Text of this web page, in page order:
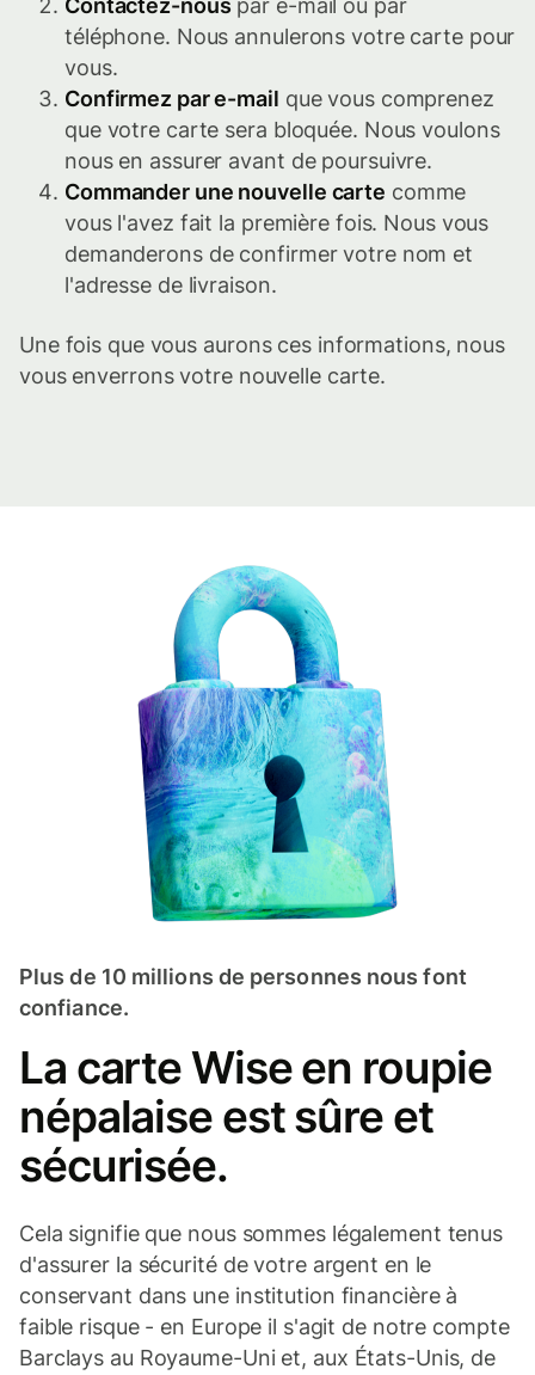
Contactez-nous par e-mail ou par
téléphone. Nous annulerons votre carte pour
vous.
Confirmez par e-mail que vous comprenez
que votre carte sera bloquée. Nous voulons
nous en assurer avant de poursuivre.
Commander une nouvelle carte comme
vous l'avez fait la première fois. Nous vous
demanderons de confirmer votre nom et
l'adresse de livraison.
Une fois que vous aurons ces informations, nous
vous enverrons votre nouvelle carte.
La carte Wise en roupie
népalaise est sûre et
sécurisée.
Plus de 10 millions de personnes nous font
confiance.
Cela signifie que nous sommes légalement tenus
d'assurer la sécurité de votre argent en le
conservant dans une institution financière à
faible risque - en Europe il s'agit de notre compte
Barclays au Royaume-Uni et, aux États-Unis, de